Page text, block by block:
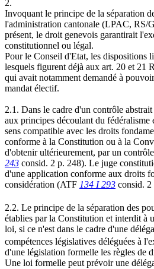
2.
Invoquant le principe de la séparation
l'administration cantonale (LPAC, RS/
présent, le droit genevois garantirait
constitutionnel ou légal.
Pour le Conseil d'Etat, les dispositions
lesquels figurent déjà aux art. 20 et 21
qui avait notamment demandé à
mandat électif.
2.1. Dans le cadre d'un contrôle
aux principes découlant du fédéralisme
sens compatible avec les droits
conforme à la Constitution ou à la
d'obtenir ultérieurement, par un
243 consid. 2 p. 248). Le juge
d'une application conforme aux droits
considération (ATF 134 I 293 consid. 2
2.2. Le principe de la séparation des
établies par la Constitution et interdit à
loi, si ce n'est dans le cadre d'une
compétences législatives déléguées à
d'une législation formelle les règles de
Une loi formelle peut prévoir une